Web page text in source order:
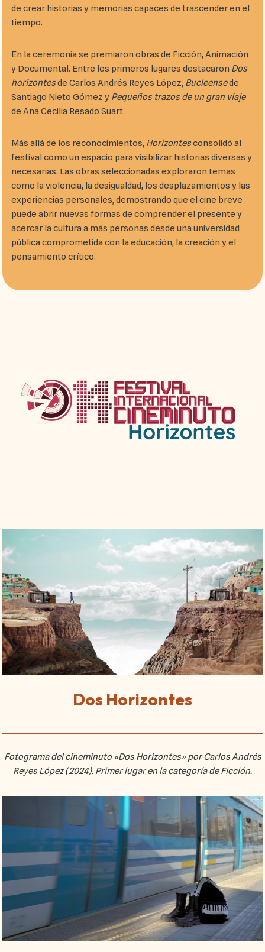
de crear historias y memorias capaces de trascender en el
tiempo.
En la ceremonia se premiaron obras de Ficción, Animación
y Documental. Entre los primeros lugares destacaron Dos
horizontesde Carlos Andrés Reyes López, Bucleensede
Santiago Nieto Gómez y Pequeños trazos de un gran viaje
de Ana Cecilia Resado Suart.
Más allá de los reconocimientos, Horizontesconsolidó al
festival como un espacio para visibilizar historias diversas y
necesarias. Las obras seleccionadas exploraron temas
como la violencia, la desigualdad, los desplazamientos y las
experiencias personales, demostrando que el cine breve
puede abrir nuevas formas de comprender el presente y
acercar la cultura a más personas desde una universidad
pública comprometida con la educación, la creación y el
pensamiento crítico.
Dos Horizontes
Fotograma del cineminuto «Dos Horizontes» por Carlos Andrés
Reyes López (2024). Primer lugar en la categoría de Ficción.